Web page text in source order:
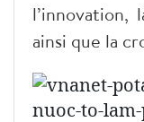
l’innovation,
ainsi que la